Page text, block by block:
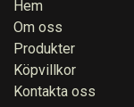
Hem
Om oss
Produkter
Köpvillkor
Kontakta oss